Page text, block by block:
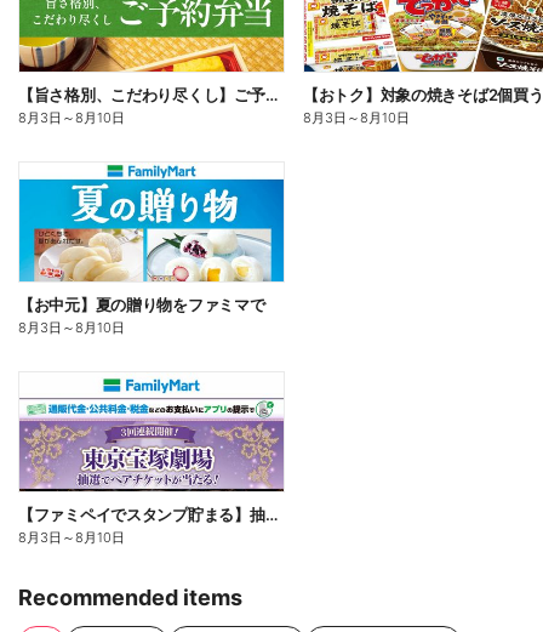
【旨さ格別、こだわり尽くし】ご予約弁当
8月3日 ～8月10日 8月3日 ～8月10日
【お中元】夏の贈り物をファミマで
8月3日 ～8月10日
【ファミペイでスタンプ貯まる】抽選でペアチケットが当たる!
8月3日 ～8月10日
Recommended items